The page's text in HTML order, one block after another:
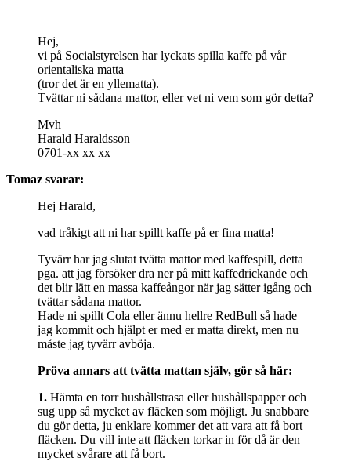
Hej,
vi på Socialstyrelsen har lyckats spilla kaffe på vår
orientaliska matta
(tror det är en yllematta).
Tvättar ni sådana mattor, eller vet ni vem som gör detta?
Mvh
Harald Haraldsson
0701-xx xx xx
Tomaz svarar:
Hej Harald,
vad tråkigt att ni har spillt kaffe på er fina matta!
Tyvärr har jag slutat tvätta mattor med kaffespill, detta
pga. att jag försöker dra ner på mitt kaffedrickande och
det blir lätt en massa kaffeångor när jag sätter igång och
tvättar sådana mattor.
Hade ni spillt Cola eller ännu hellre RedBull så hade
jag kommit och hjälpt er med er matta direkt, men nu
måste jag tyvärr avböja.
Pröva annars att tvätta mattan själv, gör så här:
1. Hämta en torr hushållstrasa eller hushållspapper och
sug upp så mycket av fläcken som möjligt. Ju snabbare
du gör detta, ju enklare kommer det att vara att få bort
fläcken. Du vill inte att fläcken torkar in för då är den
mycket svårare att få bort.